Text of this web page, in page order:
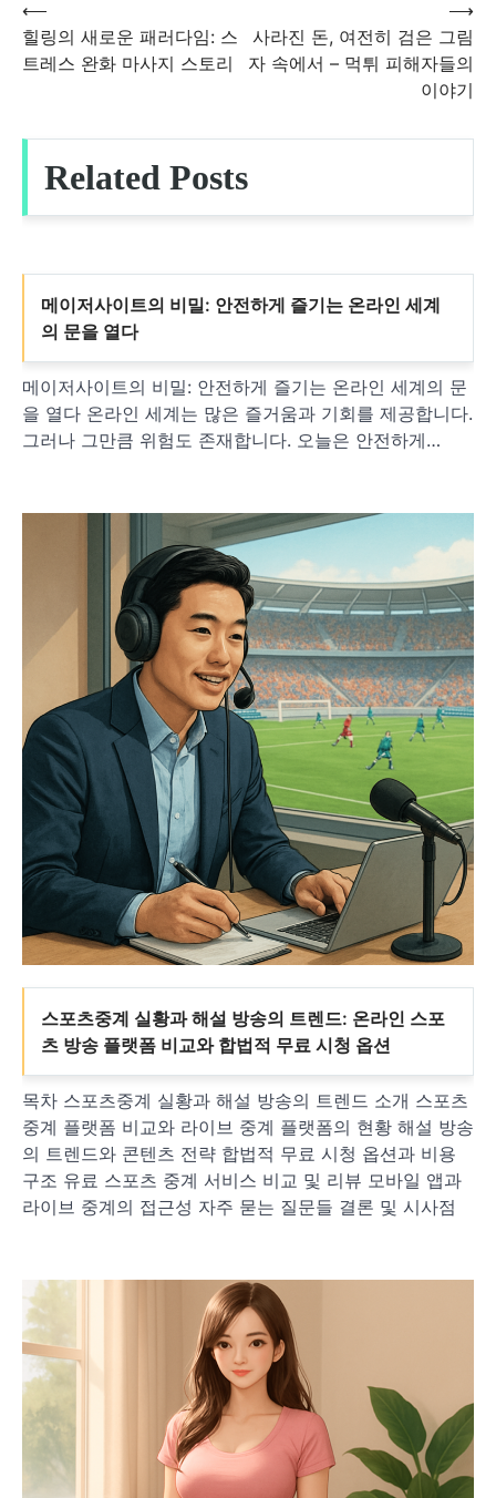
글
색
⟵
힐링의 새로운 패러다임: 스
트레스 완화 마사지 스토리
사라진 돈, 여전히 검은 그림
자 속에서 – 먹튀 피해자들의
이야기
⟶
Related Posts
메이저사이트의 비밀: 안전하게 즐기는 온라인 세계
의 문을 열다
메이저사이트의 비밀: 안전하게 즐기는 온라인 세계의 문
을 열다 온라인 세계는 많은 즐거움과 기회를 제공합니다.
그러나 그만큼 위험도 존재합니다. 오늘은 안전하게…
스포츠중계 실황과 해설 방송의 트렌드: 온라인 스포
츠 방송 플랫폼 비교와 합법적 무료 시청 옵션
목차 스포츠중계 실황과 해설 방송의 트렌드 소개 스포츠
중계 플랫폼 비교와 라이브 중계 플랫폼의 현황 해설 방송
의 트렌드와 콘텐츠 전략 합법적 무료 시청 옵션과 비용
구조 유료 스포츠 중계 서비스 비교 및 리뷰 모바일 앱과
라이브 중계의 접근성 자주 묻는 질문들 결론 및 시사점